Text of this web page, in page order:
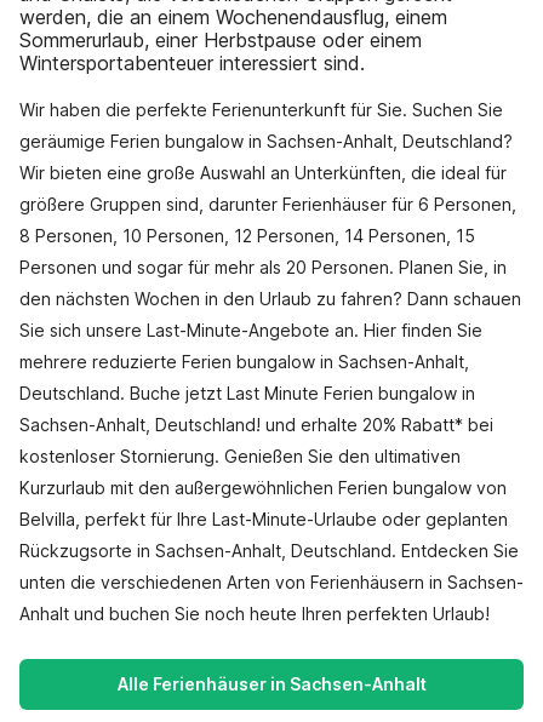
werden, die an einem Wochenendausflug, einem
Sommerurlaub, einer Herbstpause oder einem
Wintersportabenteuer interessiert sind.
Wir haben die perfekte Ferienunterkunft für Sie. Suchen Sie
geräumige Ferien bungalow in Sachsen-Anhalt, Deutschland?
Wir bieten eine große Auswahl an Unterkünften, die ideal für
größere Gruppen sind, darunter Ferienhäuser für 6 Personen,
8 Personen, 10 Personen, 12 Personen, 14 Personen, 15
Personen und sogar für mehr als 20 Personen. Planen Sie, in
den nächsten Wochen in den Urlaub zu fahren? Dann schauen
Sie sich unsere Last-Minute-Angebote an. Hier finden Sie
mehrere reduzierte Ferien bungalow in Sachsen-Anhalt,
Deutschland. Buche jetzt Last Minute Ferien bungalow in
Sachsen-Anhalt, Deutschland! und erhalte 20% Rabatt* bei
kostenloser Stornierung. Genießen Sie den ultimativen
Kurzurlaub mit den außergewöhnlichen Ferien bungalow von
Belvilla, perfekt für Ihre Last-Minute-Urlaube oder geplanten
Rückzugsorte in Sachsen-Anhalt, Deutschland. Entdecken Sie
unten die verschiedenen Arten von Ferienhäusern in Sachsen-
Anhalt und buchen Sie noch heute Ihren perfekten Urlaub!
Alle Ferienhäuser in Sachsen-Anhalt